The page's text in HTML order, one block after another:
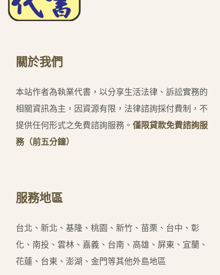
關於我們
本站作者為執業代書，以分享生活法律、訴訟實務的
相關資訊為主，因資源有限，法律諮詢採付費制，不
提供任何形式之免費諮詢服務。 僅限貸款免費諮詢服
務（前五分鐘）
服務地區
台北、新北、基隆、桃園、新竹、苗栗、台中、彰
化、南投、雲林、嘉義、台南、高雄、屏東、宜蘭、
花蓮、台東、澎湖、金門等其他外島地區